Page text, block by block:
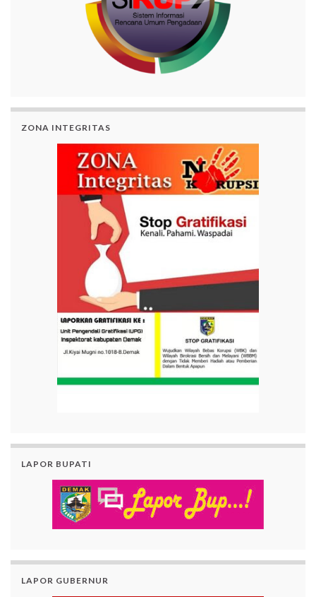
ZONA INTEGRITAS
LAPOR BUPATI
LAPOR GUBERNUR